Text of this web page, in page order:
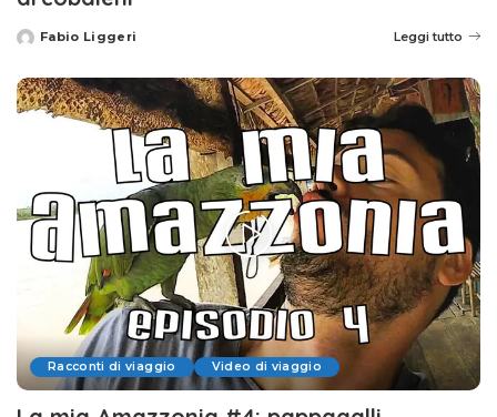
Posted
Fabio Liggeri Leggi tutto
Racconti di viaggio Video di viaggio